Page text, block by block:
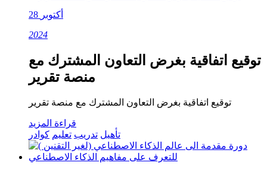
28 أكتوبر
2024
توقيع اتفاقية بغرض التعاون المشترك مع
منصة تقرير
توقيع اتفاقية بغرض التعاون المشترك مع منصة تقرير
قراءة المزيد
تأهيل تدريب تعليم كوادر